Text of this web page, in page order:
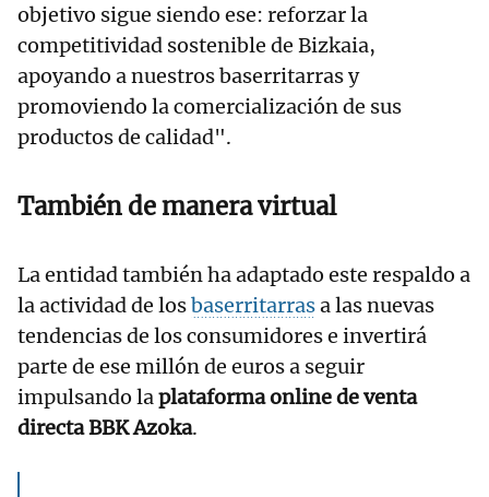
objetivo sigue siendo ese: reforzar la
competitividad sostenible de Bizkaia,
apoyando a nuestros baserritarras y
promoviendo la comercialización de sus
productos de calidad".
También de manera virtual
La entidad también ha adaptado este respaldo a
la actividad de losbaserritarrasa las nuevas
tendencias de los consumidores e invertirá
parte de ese millón de euros a seguir
impulsando laplataforma online de venta
directa BBK Azoka.